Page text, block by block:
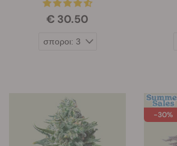
€ 30.50
-30%